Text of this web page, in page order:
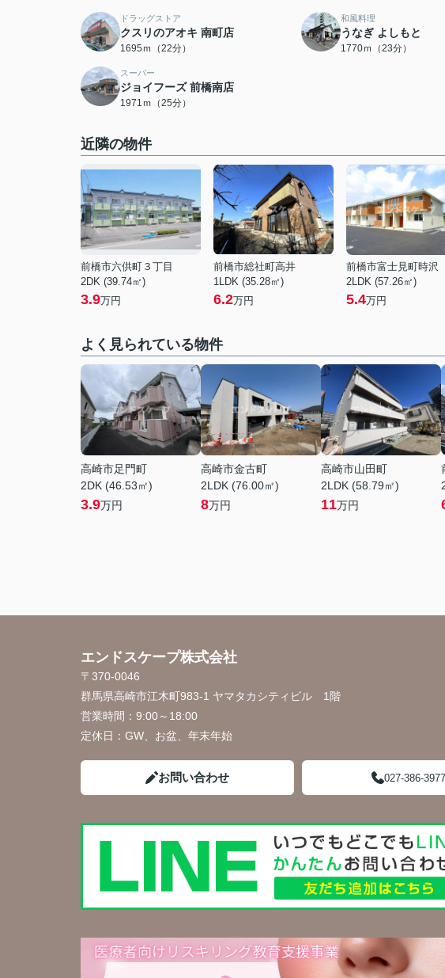
ドラッグストア
クスリのアオキ 南町店
1695ｍ（22分）
和風料理
うなぎ よしもと
1770ｍ（23分）
スーパー
ジョイフーズ 前橋南店
1971ｍ（25分）
近隣の物件
前橋市六供町３丁目
2DK (39.74㎡)
3.9万円
前橋市総社町高井
1LDK (35.28㎡)
6.2万円
前橋市富士見町時沢
2LDK (57.26㎡)
5.4万円
よく見られている物件
高崎市足門町
2DK (46.53㎡)
3.9万円
高崎市金古町
2LDK (76.00㎡)
8万円
高崎市山田町
2LDK (58.79㎡)
11万円
エンドスケープ株式会社
〒370-0046
群馬県高崎市江木町983-1 ヤマタカシティビル 1階
営業時間： 9:00～18:00
定休日： GW、お盆、年末年始
お問い合わせ 027-386-3977